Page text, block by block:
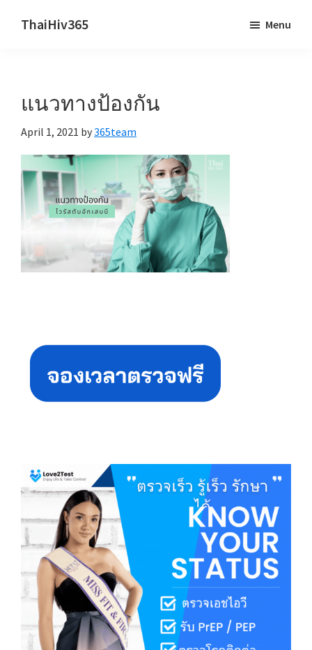
ThaiHiv365
behind.
Menu
แนวทางป้องกัน
April 1, 2021 by365team
Sidebar